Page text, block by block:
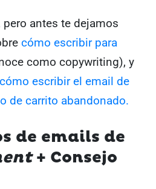
antes te dejamos
cómo escribir para
como copywriting), y
cómo escribir el email de
de carrito abandonado.
de emails de
+ Consejo